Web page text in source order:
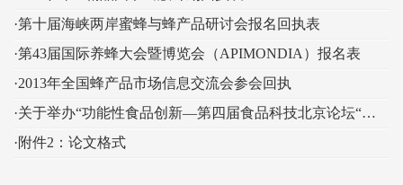
·第十届海峡两岸蜜蜂与蜂产品研讨会报名回执表
·第43届国际养蜂大会暨博览会（APIMONDIA）报名表
·2013年全国蜂产品市场信息交流会参会回执
·关于举办“功能性食品创新—第四届食品科技北京论坛“的通知
·附件2：论文格式